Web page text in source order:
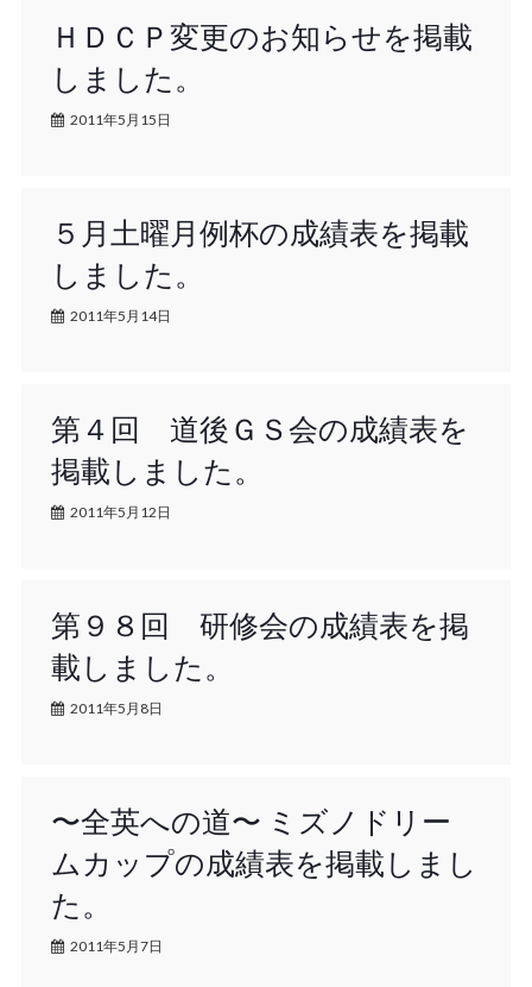
ＨＤＣＰ変更のお知らせを掲載
しました。
2011年5月15日
５月土曜月例杯の成績表を掲載
しました。
2011年5月14日
第４回 道後ＧＳ会の成績表を
掲載しました。
2011年5月12日
第９８回 研修会の成績表を掲
載しました。
2011年5月8日
〜全英への道〜 ミズノドリー
ムカップの成績表を掲載しまし
た。
2011年5月7日